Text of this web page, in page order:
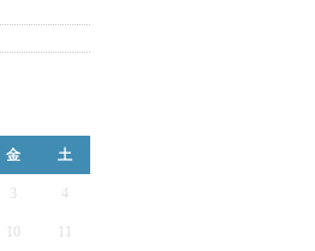
金 土
3 4